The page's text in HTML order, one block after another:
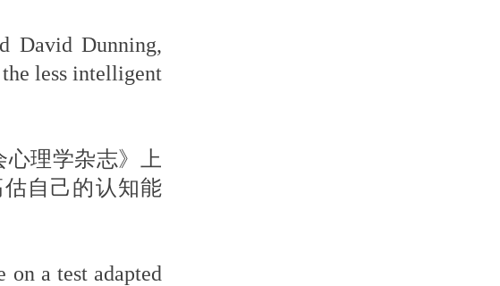
David Dunning,
less intelligent
心理学杂志》上
自己的认知能
on a test adapted